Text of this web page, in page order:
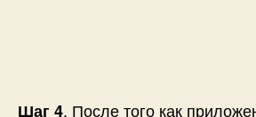
Шаг 4. После того как